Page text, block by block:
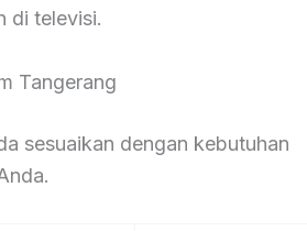
di televisi.
Tangerang
sesuaikan dengan kebutuhan